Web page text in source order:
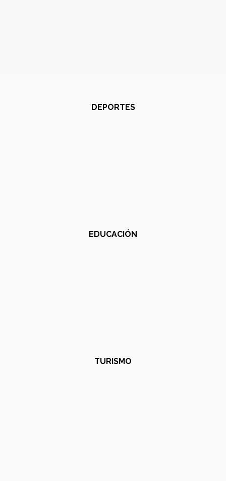
DEPORTES
EDUCACIÓN
TURISMO